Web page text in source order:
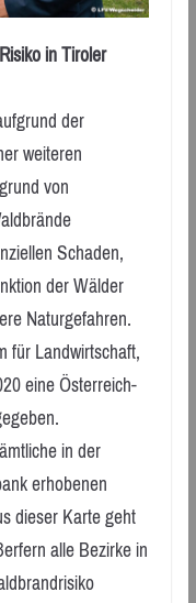
in Tiroler
der
weiteren
von
Schaden,
der Wälder
Naturgefahren.
für Landwirtschaft,
eine Österreich-
in der
erhobenen
dieser Karte geht
alle Bezirke in